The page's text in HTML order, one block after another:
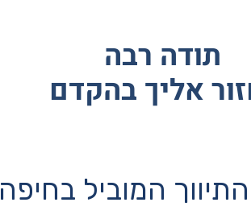
תודה רבה
אליך בהקדם
המוביל בחיפה